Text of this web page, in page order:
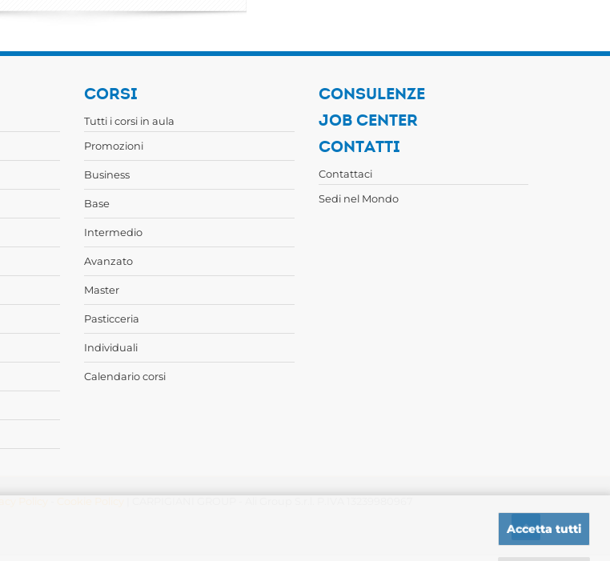
CORSI
Tutti i corsi in aula
Promozioni
Business
Base
Intermedio
Avanzato
Master
Pasticceria
Individuali
Calendario corsi
CONSULENZE
JOB CENTER
CONTATTI
Contattaci
Sedi nel Mondo
Accetta tutti